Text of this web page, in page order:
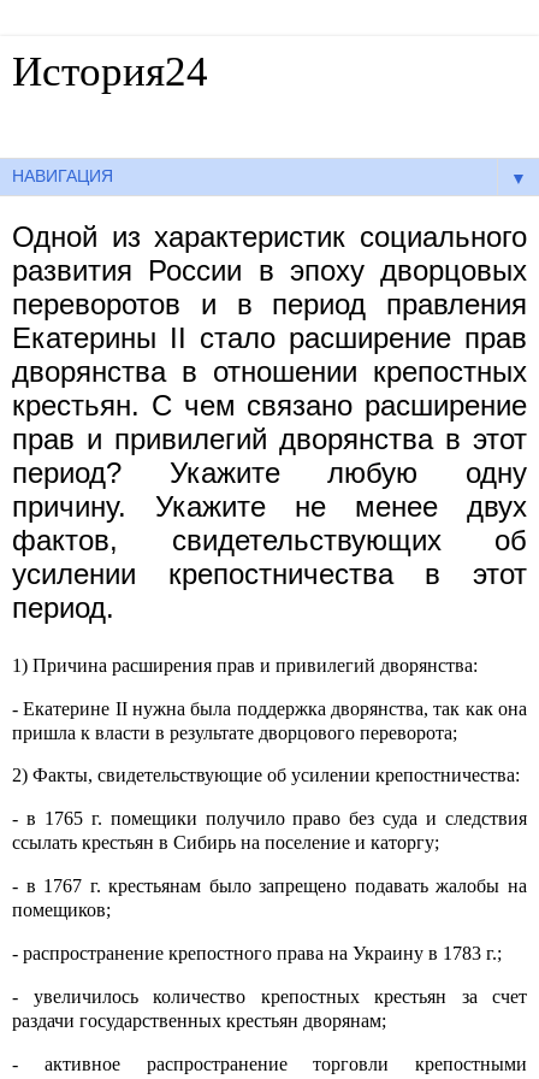
История24
▼
Одной из характеристик социального
развития России в эпоху дворцовых
переворотов и в период правления
Екатерины II стало расширение прав
дворянства в отношении крепостных
крестьян. С чем связано расширение
прав и привилегий дворянства в этот
период? Укажите любую одну
причину. Укажите не менее двух
фактов, свидетельствующих об
усилении крепостничества в этот
период.
1) Причина расширения прав и привилегий дворянства:
- Екатерине II нужна была поддержка дворянства, так как она
пришла к власти в результате дворцового переворота;
2) Факты, свидетельствующие об усилении крепостничества:
- в 1765 г. помещики получило право без суда и следствия
ссылать крестьян в Сибирь на поселение и каторгу;
- в 1767 г. крестьянам было запрещено подавать жалобы на
помещиков;
- распространение крепостного права на Украину в 1783 г.;
- увеличилось количество крепостных крестьян за счет
раздачи государственных крестьян дворянам;
- активное распространение торговли крепостными